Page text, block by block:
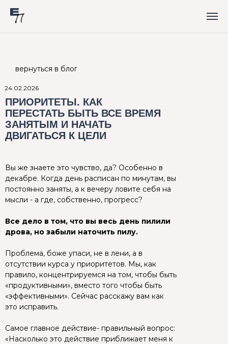
ПРИОРИТЕТЫ. КАК
ПЕРЕСТАТЬ БЫТЬ ВСЕ ВРЕМЯ
ЗАНЯТЫМ И НАЧАТЬ
ДВИГАТЬСЯ К ЦЕЛИ
Вы же знаете это чувство, да? Особенно в
декабре. Когда день расписан по минутам, вы
постоянно заняты, а к вечеру ловите себя на
мысли - а где, собственно, прогресс?
Все дело в том, что вы весь день пилили
дрова, но забыли наточить пилу.
Проблема, боже упаси, не в лени, а в
отсутствии курса у приоритетов. Мы, как
правило, концентрируемся на том, чтобы быть
«продуктивными», вместо того чтобы быть
«эффективными». Сейчас расскажу вам как
это исправить.
Самое главное действие- правильный вопрос:
«Насколько это действие приближает меня к
вернуться в блог
24.02.2026